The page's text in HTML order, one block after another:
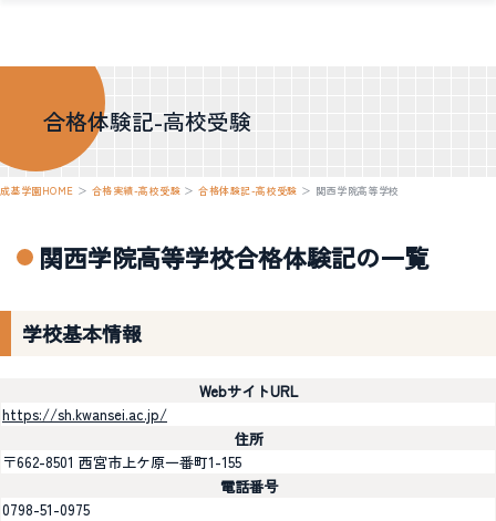
合格体験記-高校受験
成基学園HOME ＞ 合格実績-高校受験 ＞合格体験記-高校受験 ＞ 関西学院高等学校
関西学院高等学校合格体験記の一覧
学校基本情報
WebサイトURL
https://sh.kwansei.ac.jp/
住所
〒662-8501 西宮市上ケ原一番町1-155
電話番号
0798-51-0975